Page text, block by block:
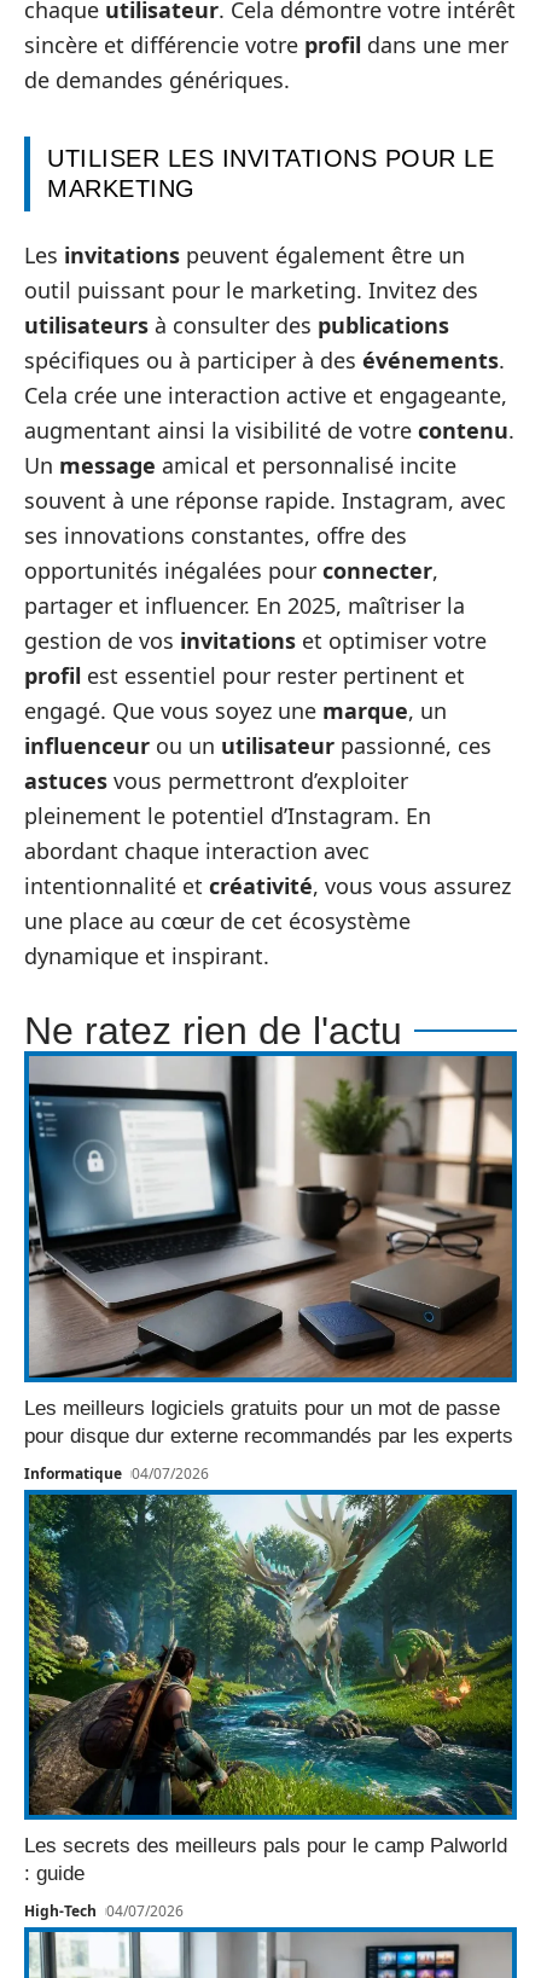
chaque utilisateur. Cela démontre votre intérêt
sincère et différencie votre profil dans une mer
de demandes génériques.
UTILISER LES INVITATIONS POUR LE
MARKETING
Les invitations peuvent également être un
outil puissant pour le marketing. Invitez des
utilisateurs à consulter des publications
spécifiques ou à participer à des événements.
Cela crée une interaction active et engageante,
augmentant ainsi la visibilité de votre contenu.
Un message amical et personnalisé incite
souvent à une réponse rapide. Instagram, avec
ses innovations constantes, offre des
opportunités inégalées pour connecter,
partager et influencer. En 2025, maîtriser la
gestion de vos invitations et optimiser votre
profil est essentiel pour rester pertinent et
engagé. Que vous soyez une marque, un
influenceur ou un utilisateur passionné, ces
astuces vous permettront d’exploiter
pleinement le potentiel d’Instagram. En
abordant chaque interaction avec
intentionnalité et créativité, vous vous assurez
une place au cœur de cet écosystème
dynamique et inspirant.
Ne ratez rien de l'actu
Les meilleurs logiciels gratuits pour un mot de passe
pour disque dur externe recommandés par les experts
Informatique 04/07/2026
Les secrets des meilleurs pals pour le camp Palworld
: guide
High-Tech 04/07/2026